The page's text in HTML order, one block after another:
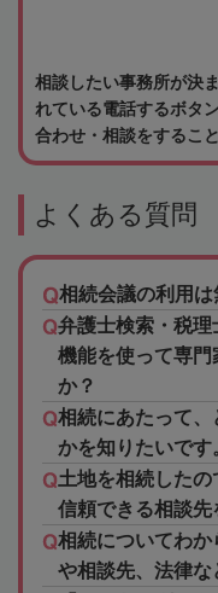
相談したい事務所が決
れている電話するボタ
合わせ・相談をするこ
よくある質問
相続会議の利用
弁護士検索・税
機能を使って専門
か？
相続にあたって
かを知りたいです
土地を相続した
信頼できる相談先
相続についてわか
や相談先、法律な